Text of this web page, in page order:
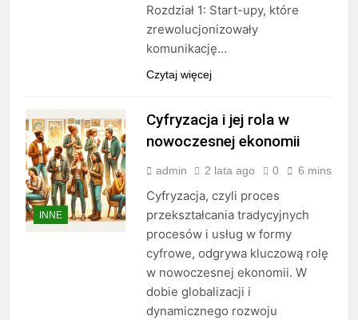
Rozdział 1: Start-upy, które
zrewolucjonizowały
komunikację…
Czytaj więcej
INNE
Cyfryzacja i jej rola w
nowoczesnej ekonomii
admin 2 lata ago 0 6 mins
Cyfryzacja, czyli proces
przekształcania tradycyjnych
procesów i usług w formy
cyfrowe, odgrywa kluczową rolę
w nowoczesnej ekonomii. W
dobie globalizacji i
dynamicznego rozwoju